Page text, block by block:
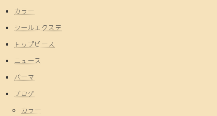
カラー
シールエクステ
トップピース
ニュース
パーマ
ブログ
カラー